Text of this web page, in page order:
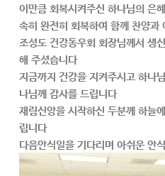
이만큼 회복시켜주신 하나님의 은
속히 완전히 회복하여 함께 찬양과
조성도 건강동우회 회장님께서 생
해 주셨습니다
지금까지 건강을 지켜주시고 하나
나님께 감사를 드립니다
재림신앙을 시작하신 두분께 하늘
립니다
다음안식일을 기다리며 아쉬운 안